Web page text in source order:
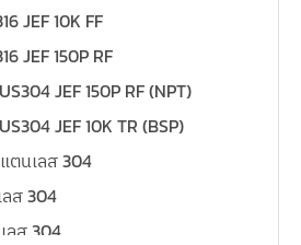
JEF 10K FF
JEF 150P RF
JEF 150P RF (NPT)
JEF 10K TR (BSP)
ตนเลส 304
ส 304
ลส 304